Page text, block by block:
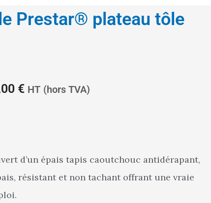
Prestar® plateau tôle
€ HT (hors TVA)
d’un épais tapis caoutchouc antidérapant,
résistant et non tachant offrant une vraie